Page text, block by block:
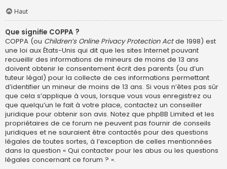
Haut
Que signifie COPPA ?
COPPA (ou Children’s Online Privacy Protection Actde 1998) est
une loi aux États-Unis qui dit que les sites Internet pouvant
recueillir des informations de mineurs de moins de 13 ans
doivent obtenir le consentement écrit des parents (ou d’un
tuteur légal) pour la collecte de ces informations permettant
d’identifier un mineur de moins de 13 ans. Si vous n’êtes pas sûr
que cela s’applique à vous, lorsque vous vous enregistrez ou
que quelqu’un le fait à votre place, contactez un conseiller
juridique pour obtenir son avis. Notez que phpBB Limited et les
propriétaires de ce forum ne peuvent pas fournir de conseils
juridiques et ne sauraient être contactés pour des questions
légales de toutes sortes, à l’exception de celles mentionnées
dans la question « Qui contacter pour les abus ou les questions
légales concernant ce forum ? ».